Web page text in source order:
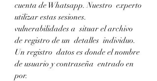
cuenta de Whatsapp. Nuestro  experto
utilizar estas sesiones.
vulnerabilidades a  situar el archivo
de registro de un  detalles  individuo.
Un registro  datos es donde el nombre
de usuario y contraseña  entrado en
por.